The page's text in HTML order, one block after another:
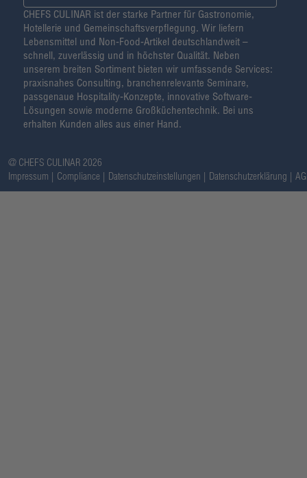
CHEFS CULINAR ist der starke Partner für Gastronomie,
Hotellerie und Gemeinschaftsverpflegung. Wir liefern
Lebensmittel und Non-Food-Artikel deutschlandweit –
schnell, zuverlässig und in höchster Qualität. Neben
unserem breiten Sortiment bieten wir umfassende Services:
praxisnahes Consulting, branchenrelevante Seminare,
passgenaue Hospitality-Konzepte, innovative Software-
Lösungen sowie moderne Großküchentechnik. Bei uns
erhalten Kunden alles aus einer Hand.
@ CHEFS CULINAR 2026
Impressum
Compliance Datenschutzeinstellungen Datenschutzerklärung